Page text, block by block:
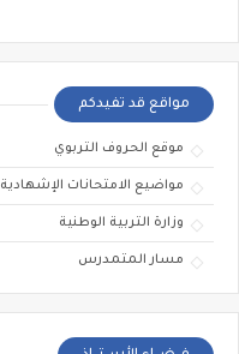
مواقع قد تفيدكم
موقع الحروف التربوي
مواضيع الامتحانات الإشهادية
وزارة التربية الوطنية
مسار المتمدرس